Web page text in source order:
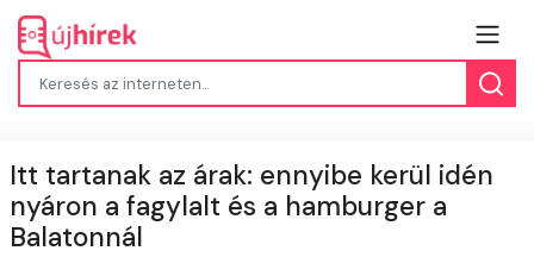
Itt tartanak az árak: ennyibe kerül idén
nyáron a fagylalt és a hamburger a
Balatonnál